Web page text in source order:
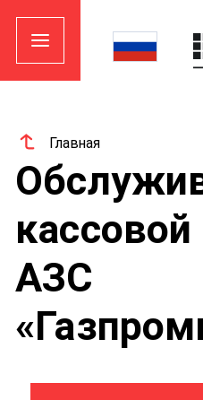
Главная
АЗС